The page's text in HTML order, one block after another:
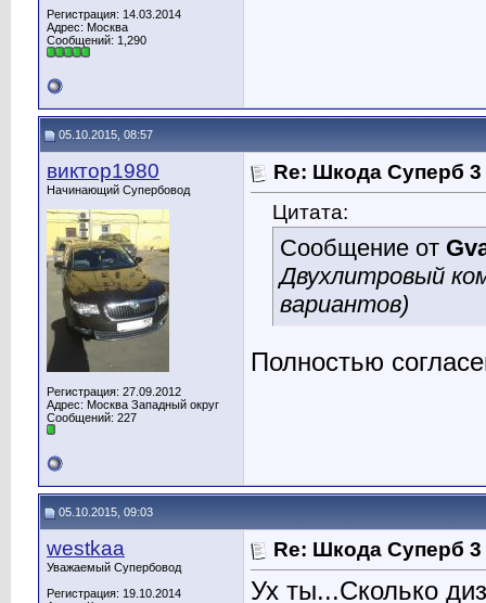
Регистрация: 14.03.2014
Адрес: Москва
Сообщений: 1,290
05.10.2015, 08:57
виктор1980
Начинающий Супербовод
Регистрация: 27.09.2012
Адрес: Москва Западный округ
Сообщений: 227
Re: Шкода Суперб 3
Цитата:
Сообщение от
Двухлитровый
вариантов)
Полностью
05.10.2015, 09:03
westkaa
Уважаемый Супербовод
Регистрация: 19.10.2014
Re: Шкода Суперб 3
Ух ты...Сколько